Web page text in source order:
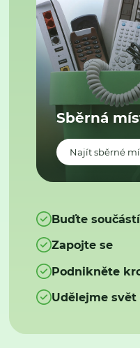
Sběrná
Najít sběrné
Buďte
Zapojte se
Podnikněte
Udělejme svět